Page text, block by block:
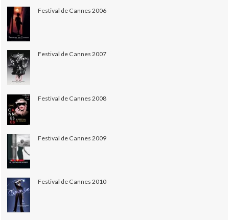
Festival de Cannes 2006
Festival de Cannes 2007
Festival de Cannes 2008
Festival de Cannes 2009
Festival de Cannes 2010